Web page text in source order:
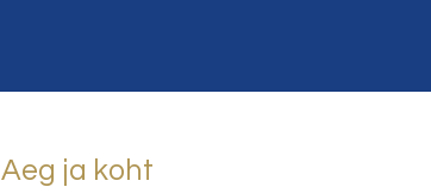
Aeg ja koht